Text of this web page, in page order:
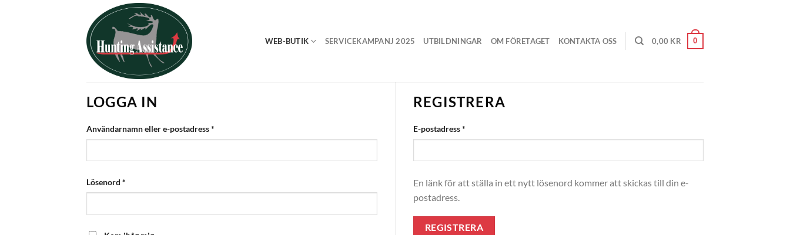
WEB-BUTIK SERVICEKAMPANJ 2025 UTBILDNINGAR OM FÖRETAGET KONTAKTA OSS 0,00 KR 0
LOGGA IN
Användarnamn eller e-postadress*
Lösenord *
REGISTRERA
E-postadress*
En länk för att ställa in ett nytt lösenord kommer att skickas till din e-
postadress.
REGISTRERA